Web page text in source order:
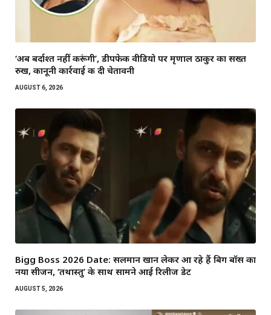
‘अब बर्दाश्त नहीं करूंगी’, डीपफेक वीडियो पर मृणाल ठाकुर का सख्त
रुख, कानूनी कार्रवाई की दी चेतावनी
AUGUST 6, 2026
Bigg Boss 2026 Date: सलमान खान लेकर आ रहे हैं बिग बॉस का
नया सीजन, ‘तथास्तु’ के साथ सामने आई रिलीज डेट
AUGUST 5, 2026